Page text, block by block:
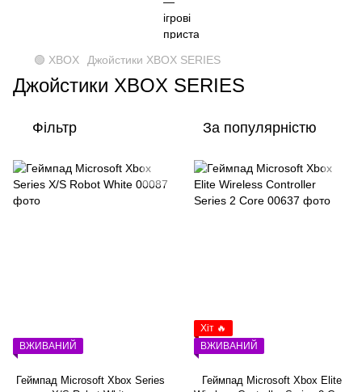
🟢 XBOX Джойстики XBOX SERIES
Джойстики XBOX SERIES
Фільтр За популярністю
ВЖИВАНИЙ
Геймпад Microsoft Xbox Series
Хіт 🔥
ВЖИВАНИЙ
Геймпад Microsoft Xbox Elite